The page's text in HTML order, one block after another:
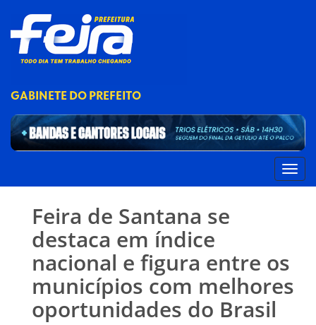
GABINETE DO PREFEITO
Feira de Santana se
destaca em índice
nacional e figura entre os
municípios com melhores
oportunidades do Brasil